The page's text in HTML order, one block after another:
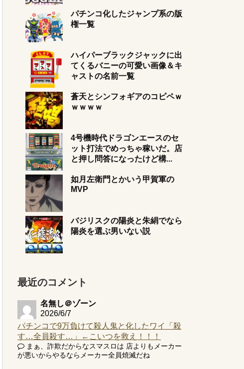
パチンコ化したジャンプ系の版
権一覧
ハイパーブラックジャックに出
てくるバニーの可愛い画像＆キ
ャストの名前一覧
蒼天とシンフォギアのコピペｗ
ｗｗｗｗ
4号機時代ドラゴンエースのセ
ット打法でめっちゃ稼いだ。店
と押し問答になったけど構...
如月左衛門とかいう甲賀軍の
MVP
バジリスクの陽炎と朱絹でなら
陽炎を選ぶ男いない説
最近のコメント
名無し＠ゾーン
2026/6/7
パチンコで9万負けて殺人鬼と化したワイ「殺
す…全員殺す…」←こいつを救え！！！
まぁ、詐欺だからなスマスロは 店よりもメーカー
が悪いからやるならメーカー全員焼滅だね